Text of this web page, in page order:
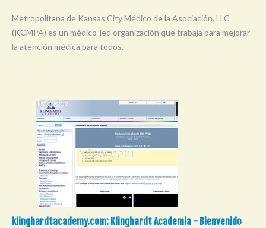
Metropolitana de Kansas City Médico de la Asociación, LLC
(KCMPA) es un médico-led organización que trabaja para mejorar
la atención médica para todos.
klinghardtacademy.com: Klinghardt Academia - Bienvenido